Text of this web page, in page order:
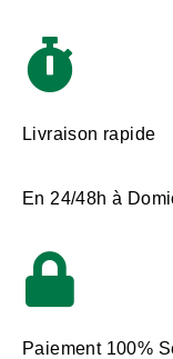
Livraison rapide
En 24/48h à
Paiement 100%